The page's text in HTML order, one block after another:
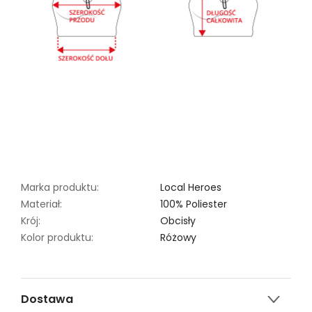
Marka produktu:
Local Heroes
Materiał:
100% Poliester
Krój:
Obcisły
Kolor produktu:
Różowy
Dostawa